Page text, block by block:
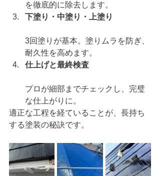
を徹底的に除去します。
下塗り・中塗り・上塗り
3回塗りが基本。塗りムラを防ぎ、
耐久性を高めます。
仕上げと最終検査
プロが細部までチェックし、完璧
な仕上がりに。
適正な工程を経ていることが、長持ち
する塗装の秘訣です。